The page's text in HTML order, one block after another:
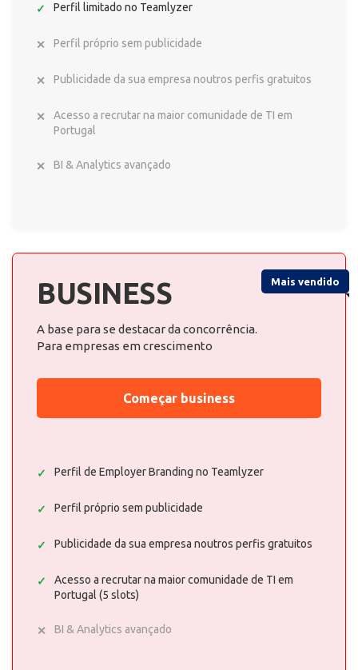
Perfil limitado no Teamlyzer
Perfil próprio sem publicidade
Publicidade da sua empresa noutros perfis gratuitos
Acesso a recrutar na maior comunidade de TI em
Portugal
BI & Analytics avançado
Mais vendido
BUSINESS
A base para se destacar da concorrência.
Para empresas em crescimento
Começar business
Perfil de Employer Branding no Teamlyzer
Perfil próprio sem publicidade
Publicidade da sua empresa noutros perfis gratuitos
Acesso a recrutar na maior comunidade de TI em
Portugal (5 slots)
BI & Analytics avançado